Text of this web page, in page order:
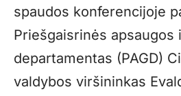
spaudos konferencijoje
Priešgaisrinės apsaugos
departamentas (PAGD)
valdybos viršininkas